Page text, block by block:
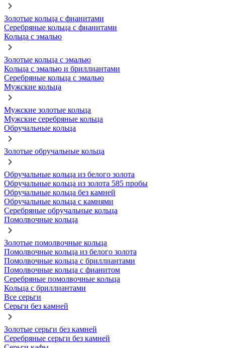
Золотые кольца с фианитами
Серебряные кольца с фианитами
Кольца с эмалью
Золотые кольца с эмалью
Кольца с эмалью и бриллиантами
Серебряные кольца с эмалью
Мужские кольца
Мужские золотые кольца
Мужские серебряные кольца
Обручальные кольца
Золотые обручальные кольца
Обручальные кольца из белого золота
Обручальные кольца из золота 585 пробы
Обручальные кольца без камней
Обручальные кольца с камнями
Серебряные обручальные кольца
Помолвочные кольца
Золотые помолвочные кольца
Помолвочные кольца из белого золота
Помолвочные кольца с бриллиантами
Помолвочные кольца с фианитом
Серебряные помолвочные кольца
Кольца с бриллиантами
Все серьги
Серьги без камней
Золотые серьги без камней
Серебряные серьги без камней